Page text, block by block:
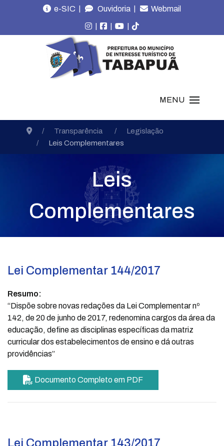
e-SIC | Ouvidoria | Webmail
| | |
MENU
Transparência
Legislação
Leis Complementares
Leis
Complementares
Lei Complementar 144/2017
Resumo:
“Dispõe sobre novas redações da Lei Complementar nº
142, de 20 de junho de 2017, redenomina cargos da área da
educação, define as disciplinas específicas da matriz
curricular dos estabelecimentos de ensino e dá outras
providências”
Documento Completo em PDF
Lei Complementar 143/2017